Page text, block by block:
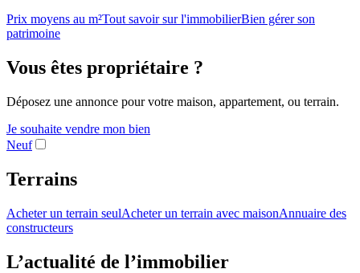
Prix moyens au m²Tout savoir sur l'immobilierBien gérer son
patrimoine
Vous êtes propriétaire ?
Déposez une annonce pour votre maison, appartement, ou terrain.
Je souhaite vendre mon bien
Neuf
Terrains
Acheter un terrain seulAcheter un terrain avec maisonAnnuaire des
constructeurs
L’actualité de l’immobilier